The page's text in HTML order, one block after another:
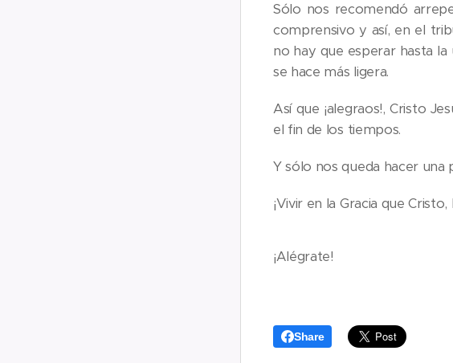
Sólo nos recomendó
comprensivo y así, en el
no hay que esperar hasta la
se hace más ligera.
Así que ¡alegraos!, Cristo
el fin de los tiempos.
Y sólo nos queda hacer una
¡Vivir en la Gracia que
¡Alégrate!
Share